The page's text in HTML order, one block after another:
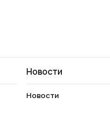
Новости
Новости